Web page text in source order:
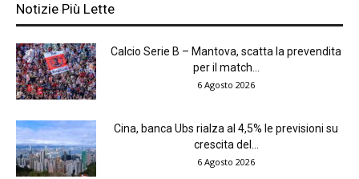
Notizie Più Lette
Calcio Serie B – Mantova, scatta la prevendita
per il match...
6 Agosto 2026
Cina, banca Ubs rialza al 4,5% le previsioni su
crescita del...
6 Agosto 2026